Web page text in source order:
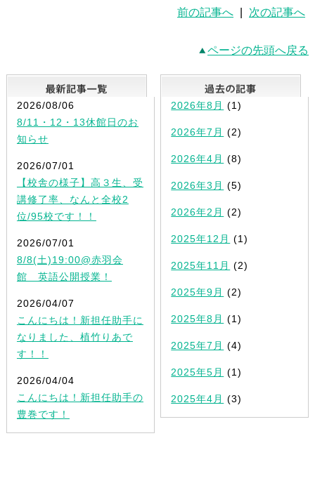
前の記事へ 次の記事へ
ページの先頭へ戻る
最新記事一覧
2026/08/06
8/11・12・13休館日のお
知らせ
2026/07/01
【校舎の様子】高３生、受
講修了率、なんと全校2
位/95校です！！
2026/07/01
8/8(土)19:00@赤羽会
館 英語公開授業！
2026/04/07
こんにちは！新担任助手に
なりました、植竹りあで
す！！
2026/04/04
こんにちは！新担任助手の
豊巻です！
2026年8月 (1)
2026年7月 (2)
2026年4月 (8)
2026年3月 (5)
2026年2月 (2)
2025年12月 (1)
2025年11月 (2)
2025年9月 (2)
2025年8月 (1)
2025年7月 (4)
2025年5月 (1)
2025年4月 (3)